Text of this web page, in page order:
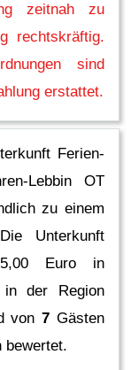
zeitnah zu
rechtskräftig.
sind
erstattet.
Ferien-
Lebbin OT
zu einem
Die Unterkunft
Euro in
der Region
von7 Gästen
bewertet.